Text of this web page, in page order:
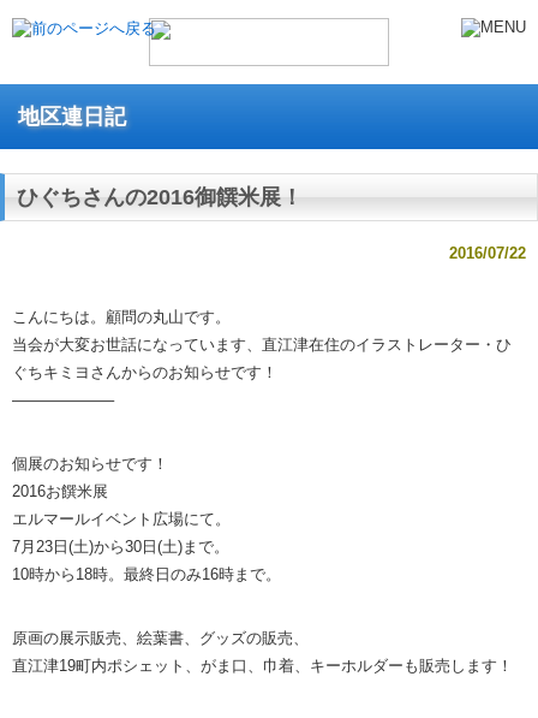
地区連日記
ひぐちさんの2016御饌米展！
2016/07/22
こんにちは。顧問の丸山です。
当会が大変お世話になっています、直江津在住のイラストレーター・ひ
ぐちキミヨさんからのお知らせです！
——————–
個展のお知らせです！
2016お饌米展
エルマールイベント広場にて。
7月23日(土)から30日(土)まで。
10時から18時。最終日のみ16時まで。
原画の展示販売、絵葉書、グッズの販売、
直江津19町内ポシェット、がま口、巾着、キーホルダーも販売します！